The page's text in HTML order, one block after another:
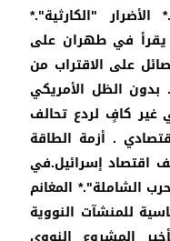
"الكارثية".*
يقرأ في طهران على
على الاقتراب من
بدون الظل الأمريكي
غير كافٍ لردع تحالف
. أزمة الطاقة
اقتصاد إسرائيل.في
الشاملة".* المغانم
للمنشآت النووية